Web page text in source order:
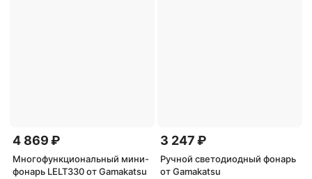
4 869 ₽
Многофункциональный мини-
фонарь LELT330 от Gamakatsu
3 247 ₽
Ручной светодиодный фонарь
от Gamakatsu